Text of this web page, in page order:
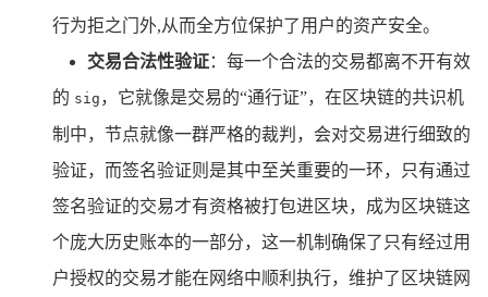
行为拒之门外,从而全方位保护了用户的资产安全。
交易合法性验证：每一个合法的交易都离不开有效
的 sig ，它就像是交易的“通行证”，在区块链的共识机
制中，节点就像一群严格的裁判，会对交易进行细致的
验证，而签名验证则是其中至关重要的一环，只有通过
签名验证的交易才有资格被打包进区块，成为区块链这
个庞大历史账本的一部分，这一机制确保了只有经过用
户授权的交易才能在网络中顺利执行，维护了区块链网